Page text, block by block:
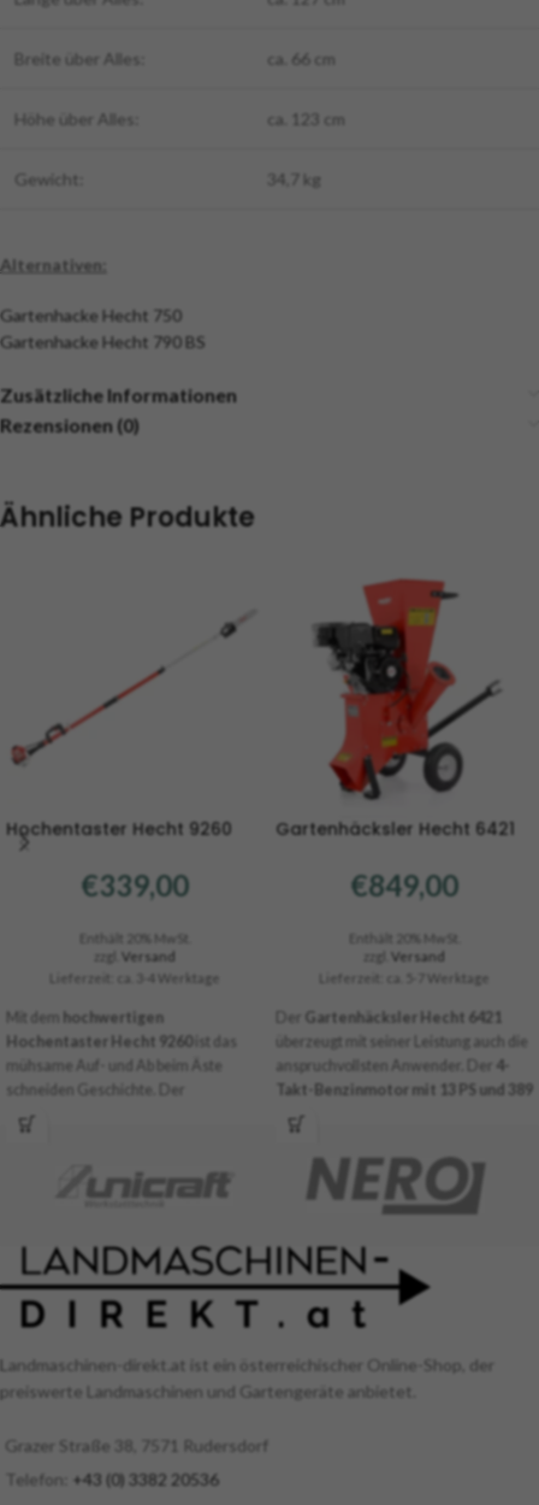
Breite über Alles: ca. 66 cm
Höhe über Alles: ca. 123 cm
Gewicht: 34,7 kg
Alternativen:
Gartenhacke Hecht 750
Gartenhacke Hecht 790 BS
Zusätzliche Informationen
Rezensionen (0)
Ähnliche Produkte
Hochentaster Hecht 9260
€339,00
Enthält 20% MwSt.
zzgl. Versand
Lieferzeit: ca. 3-4 Werktage
Mit dem hochwertigen
Hochentaster Hecht 9260
ist das
mühsame Auf- und Ab beim Äste
schneiden Geschichte. Der
Hochentaster 9260 von Hecht kann
nämlich bis auf eine
reicht somit auch bei hohen Bäumen zu
in unterschiedlichen Höhen arbeiten zu
können. Diemaximale Arbeitshöhe
beträgt stolze 5,8 Meter!
Gartenhäcksler Hecht 6421
€849,00
Enthält 20% MwSt.
zzgl. Versand
Lieferzeit: ca. 5-7 Werktage
Der Gartenhäcksler Hecht 6421
überzeugt mit seiner Leistung auch die
anspruchvollsten Anwender. Der 4-
Takt-Benzinmotor mit 13 PS und 389
cm³
schwingenden Messer,
Stk. mit gezackten Klingen
ausgestattet sind. So werden
Sträucher und Äste mit bis zu 89 mm
Landmaschinen-direkt.at ist ein österreichischer Online-Shop, der
preiswerte Landmaschinen und Gartengeräte anbietet.
Grazer Straße 38, 7571 Rudersdorf
Telefon:
+43 (0) 3382 20536